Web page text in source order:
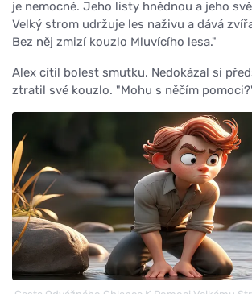
je nemocné. Jeho listy hnědnou a jeho
Velký strom udržuje les naživu a dává
Bez něj zmizí kouzlo Mluvícího lesa."
Alex cítil bolest smutku. Nedokázal si
ztratil své kouzlo. "Mohu s něčím